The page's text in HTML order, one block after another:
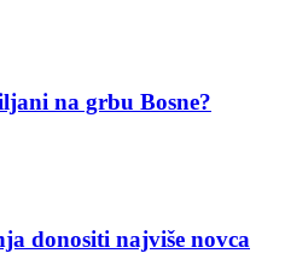
na grbu Bosne?
donositi najviše novca